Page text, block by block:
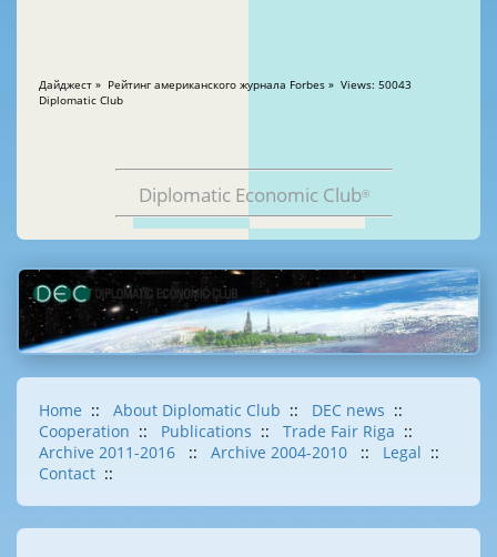
Дайджест » Рейтинг американского журнала Forbes » Views: 50043
Diplomatic Club
Diplomatic Economic Club®
Home :: About Diplomatic Club :: DEC news ::
Cooperation :: Publications :: Trade Fair Riga ::
Archive 2011-2016
:: Archive 2004-2010 :: Legal ::
Contact ::